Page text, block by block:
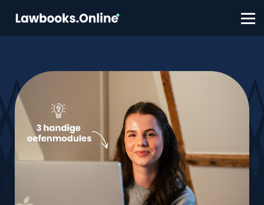
FAQ
Contact